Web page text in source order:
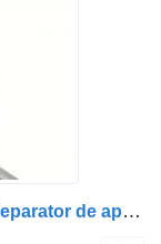
Mann+Hummel Filtru de combustibil/Separator de apă R90-D-MER-02 brandstoffilter voor Mercedes-Benz cod vrachtwagen